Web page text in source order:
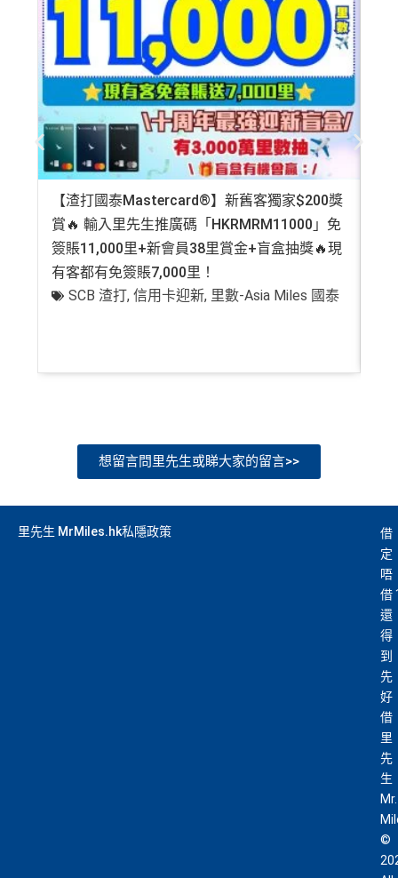
【渣打國泰Mastercard®】新舊客獨家$200獎
賞🔥 輸入里先生推廣碼「HKRMRM11000」免
簽賬11,000里+新會員38里賞金+盲盒抽獎🔥現
有客都有免簽賬7,000里！
SCB 渣打,信用卡迎新, 里數-Asia Miles 國泰
想留言問里先生或睇大家的留言>>
里先生 MrMiles.hk私隱政策
借
定
唔
借
還
得
到
先
好
借
里
先
生
Mr.
©